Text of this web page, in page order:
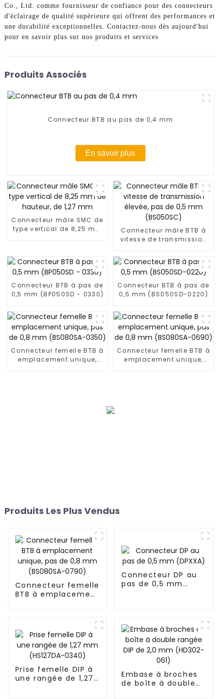
Co., Ltd. comme fournisseur de confiance pour des connecteurs
d'éclairage de qualité supérieure qui offrent des performances et
une durabilité exceptionnelles. Contactez-nous dès aujourd'hui
pour en savoir plus sur nos produits et services
Produits Associés
Connecteur BTB au pas de 0,4 mm
En savoir plus
Connecteur mâle SMC de
type vertical de 8,25 mm
Connecteur mâle BTB à
vitesse de transmission
(BS050SC)
Connecteur BTB à pas de
0,5 mm (BP050SD - 0330)
Connecteur BTB à pas de
0,5 mm (BS050SD-0220)
Connecteur femelle BTB à
emplacement unique,
Connecteur femelle BTB à
emplacement unique,
Produits Les Plus Vendus
Connecteur femelle
BTB à emplacement
Connecteur DP au
pas de 0,5 mm
Prise femelle DIP à
une rangée de 1,27
Embase à broches
de boîte à double